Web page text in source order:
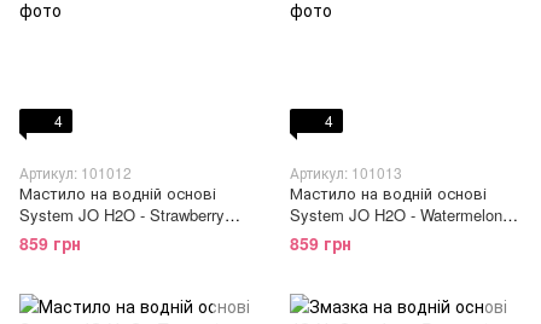
4
Артикул: 101012
Мастило на водній основі
System JO H2O - Strawberry
Kiss (120 мл) без цукру,
рослинний гліцерин
859 грн
4
Артикул: 101013
Мастило на водній основі
System JO H2O - Watermelon
(120 мл) без цукру, рослинний
гліцерин
859 грн